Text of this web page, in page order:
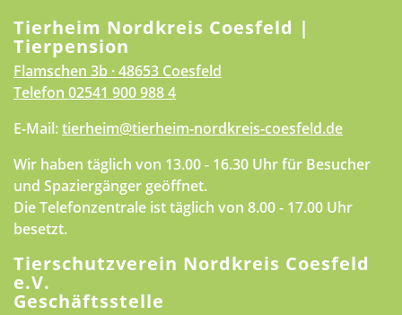
Tierheim Nordkreis Coesfeld |
Tierpension
Flamschen 3b · 48653 Coesfeld
Telefon 02541 900 988 4
E-Mail:tierheim@tierheim-nordkreis-coesfeld.de
Wir haben täglich von 13.00 - 16.30 Uhr für Besucher
und Spaziergänger geöffnet.
Die Telefonzentrale ist täglich von 8.00 - 17.00 Uhr
besetzt.
Tierschutzverein Nordkreis Coesfeld
e.V.
Geschäftsstelle